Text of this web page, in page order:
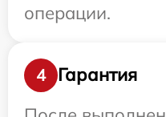
операции.
4
Гарантия